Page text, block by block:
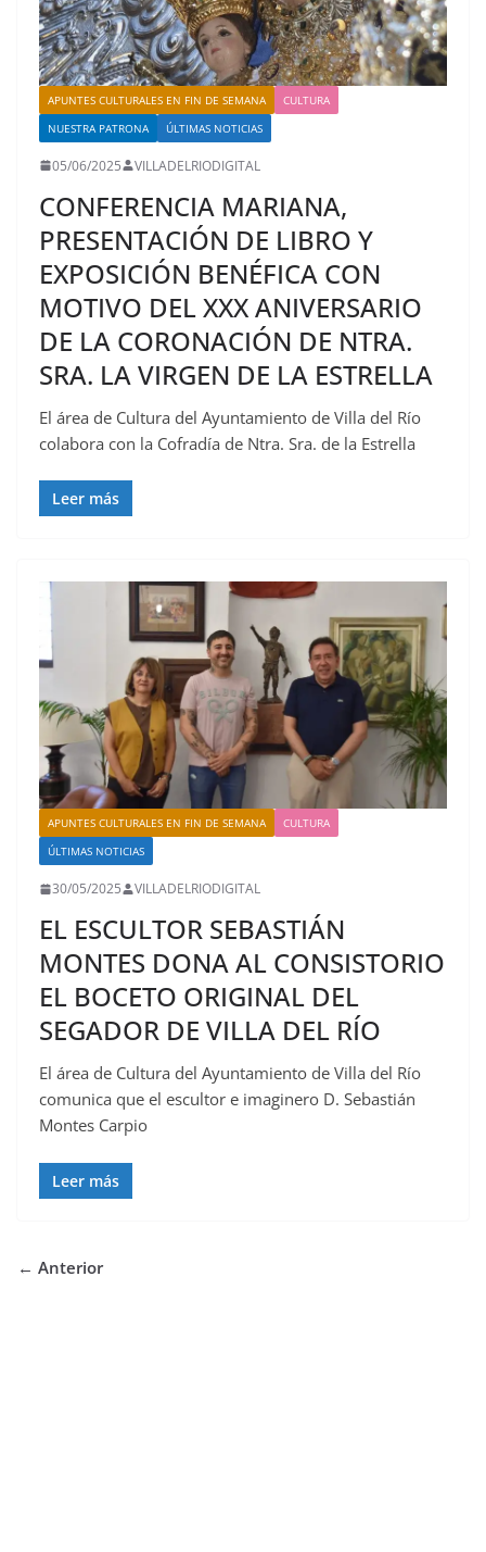
APUNTES CULTURALES EN FIN DE SEMANA
CULTURA
NUESTRA PATRONA
ÚLTIMAS NOTICIAS
05/06/2025 VILLADELRIODIGITAL
CONFERENCIA MARIANA,
PRESENTACIÓN DE LIBRO Y
EXPOSICIÓN BENÉFICA CON
MOTIVO DEL XXX ANIVERSARIO
DE LA CORONACIÓN DE NTRA.
SRA. LA VIRGEN DE LA ESTRELLA
El área de Cultura del Ayuntamiento de Villa del Río
colabora con la Cofradía de Ntra. Sra. de la Estrella
Leer más
APUNTES CULTURALES EN FIN DE SEMANA
CULTURA
ÚLTIMAS NOTICIAS
30/05/2025 VILLADELRIODIGITAL
EL ESCULTOR SEBASTIÁN
MONTES DONA AL CONSISTORIO
EL BOCETO ORIGINAL DEL
SEGADOR DE VILLA DEL RÍO
El área de Cultura del Ayuntamiento de Villa del Río
comunica que el escultor e imaginero D. Sebastián
Montes Carpio
Leer más
← Anterior